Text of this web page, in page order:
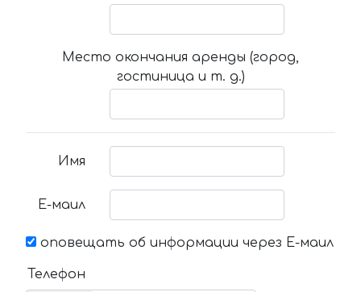
Место окончания аренды (город,
гостиница и т. д.)
Имя
Е-маил
оповещать об информации через Е-маил
Телефон